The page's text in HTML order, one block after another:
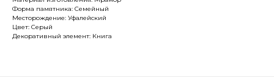
Форма памятника: Семейный
Месторождение: Уфалейский
Цвет: Серый
Декоративный элемент: Книга